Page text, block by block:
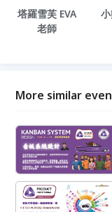
塔羅雪芙 EVA
老師
More similar